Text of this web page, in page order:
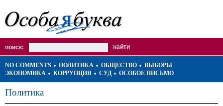
поиск:
NO COMMENTS ПОЛИТИКА ОБЩЕСТВО
ВЫБОРЫ
ЭКОНОМИКА
КОРРУПЦИЯ СУД ОСОБОЕ ПИСЬМО
Политика